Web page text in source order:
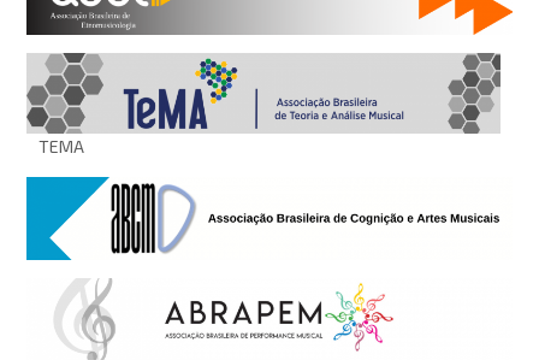
TEMA